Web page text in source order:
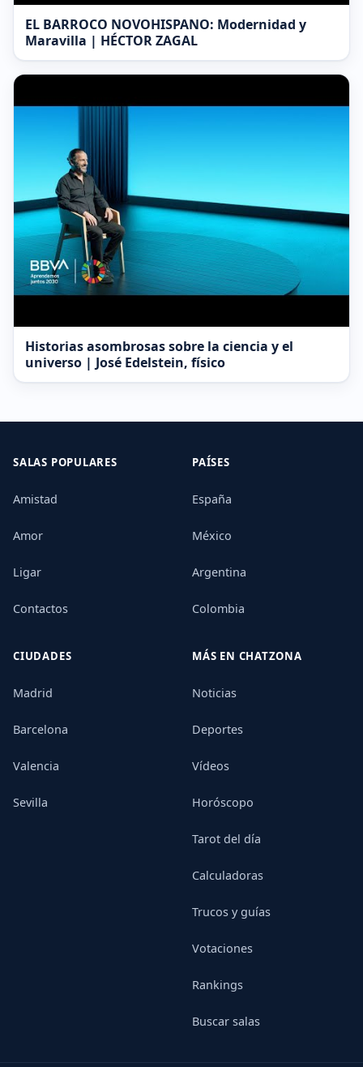
EL BARROCO NOVOHISPANO: Modernidad y
Maravilla | HÉCTOR ZAGAL
Historias asombrosas sobre la ciencia y el
universo | José Edelstein, físico
SALAS POPULARES
Amistad
Amor
Ligar
Contactos
PAÍSES
España
México
Argentina
Colombia
CIUDADES
Madrid
Barcelona
Valencia
Sevilla
MÁS EN CHATZONA
Noticias
Deportes
Vídeos
Horóscopo
Tarot del día
Calculadoras
Trucos y guías
Votaciones
Rankings
Buscar salas